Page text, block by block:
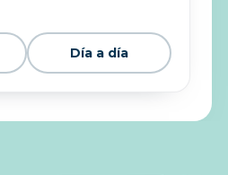
Día a día